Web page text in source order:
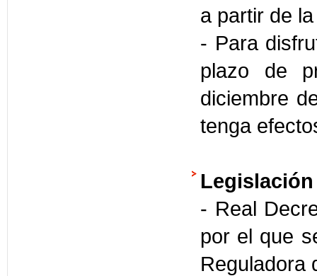
a partir de
- Para
plazo de
diciembre
tenga
Legislación
- Real
por el que
Reguladora